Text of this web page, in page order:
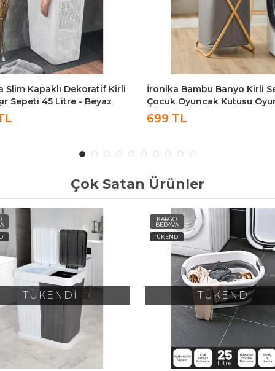
Bambu Banyo Kirli Sepeti
Oyuncak Kutusu Oyuncak
Slim 2'li Kapaklı Dekoratif
Çamaşır Oyuncak Sepeti
Amaçlı Sepet 90 Litre - Beyaz
849 TL
Çok Satan Ürünler
TÜKENDİ
KARGO
BEDAVA
TÜKENDİ
TÜKENDİ